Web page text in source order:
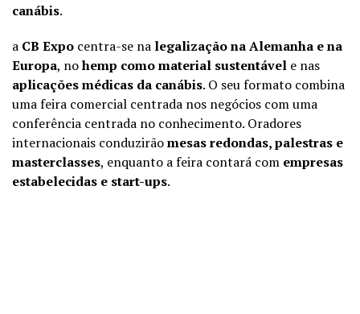
canábis.
a CB Expo centra-se na legalização na Alemanha e na
Europa, nohemp como material sustentável e nas
aplicações médicas da canábis. O seu formato combina
uma feira comercial centrada nos negócios com uma
conferência centrada no conhecimento. Oradores
internacionais conduzirãomesas redondas, palestras e
masterclasses, enquanto a feira contará com empresas
estabelecidas e start-ups.